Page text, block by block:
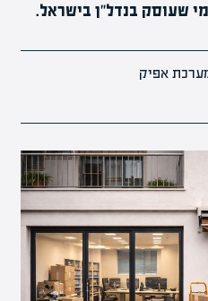
שעוסק בנדל"ן בישראל.
אפיק